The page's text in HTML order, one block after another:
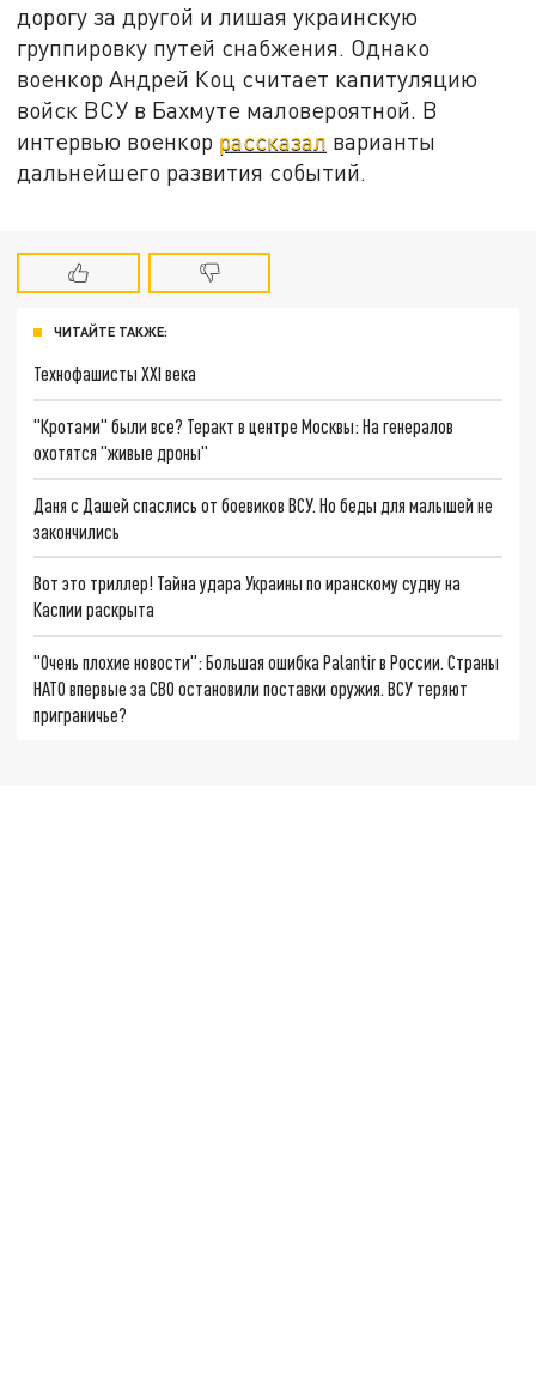
дорогу за другой и лишая украинскую
группировку путей снабжения. Однако
военкор Андрей Коц считает капитуляцию
войск ВСУ в Бахмуте маловероятной. В
интервью военкор рассказал варианты
дальнейшего развития событий.
ЧИТАЙТЕ ТАКЖЕ:
Технофашисты XXI века
"Кротами" были все? Теракт в центре Москвы: На генералов
охотятся "живые дроны"
Даня с Дашей спаслись от боевиков ВСУ. Но беды для малышей не
закончились
Вот это триллер! Тайна удара Украины по иранскому судну на
Каспии раскрыта
"Очень плохие новости": Большая ошибка Palantir в России. Страны
НАТО впервые за СВО остановили поставки оружия. ВСУ теряют
приграничье?